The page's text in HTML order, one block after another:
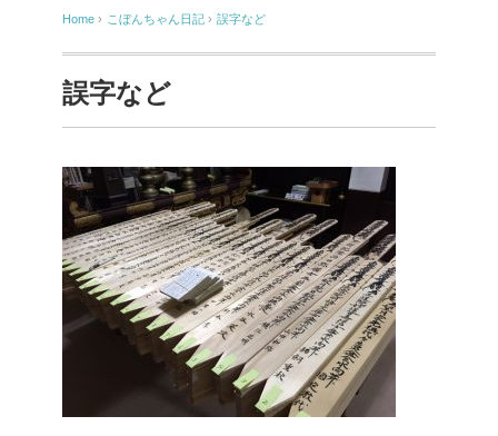
Home › こぼんちゃん日記 › 誤字など
誤字など